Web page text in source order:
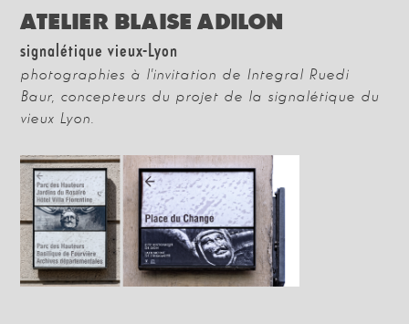
ATELIER BLAISE ADILON
signalétique vieux-Lyon
photographies à l'invitation de Integral Ruedi
Baur, concepteurs du projet de la signalétique du
vieux Lyon.